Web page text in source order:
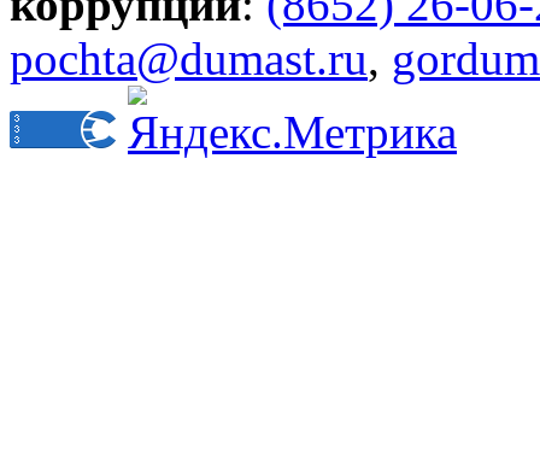
pochta@dumast.ru,